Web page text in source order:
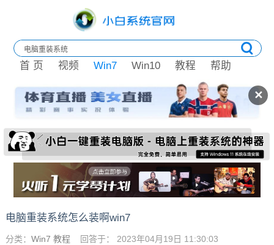
✕
首 页 视频 Win7 Win10 教程 帮助
电脑重装系统怎么装啊win7
分类： Win7 教程 回答于： 2023年04月19日 11:30:03